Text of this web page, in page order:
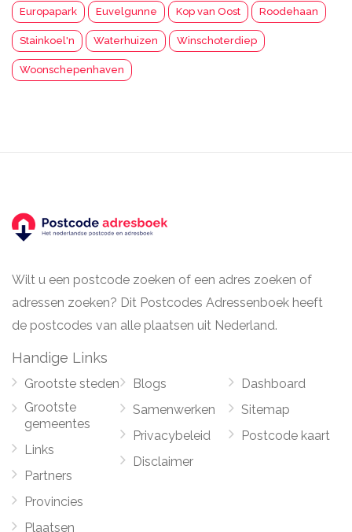
Europapark Euvelgunne Kop van Oost Roodehaan
Stainkoel'n Waterhuizen Winschoterdiep
Woonschepenhaven
Wilt u een postcode zoeken of een adres zoeken of
adressen zoeken? Dit Postcodes Adressenboek heeft
de postcodes van alle plaatsen uit Nederland.
Handige Links
Grootste steden
Grootste
gemeentes
Links
Partners
Provincies
Plaatsen
Blogs
Samenwerken
Privacybeleid
Disclaimer
Dashboard
Sitemap
Postcode kaart